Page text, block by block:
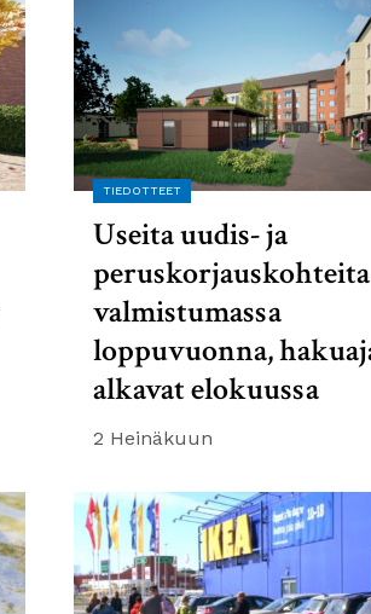
TIEDOTTEET
Useita uudis- ja
peruskorjauskohteita
valmistumassa
loppuvuonna,
alkavat elokuussa
2 Heinäkuun